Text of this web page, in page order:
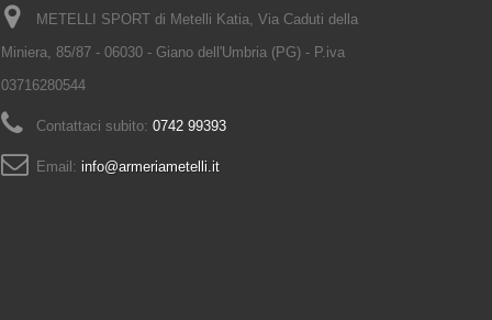
METELLI SPORT di Metelli Katia, Via Caduti della
Miniera, 85/87 - 06030 - Giano dell'Umbria (PG) - P.iva
03716280544
Contattaci subito: 0742 99393
Email: info@armeriametelli.it